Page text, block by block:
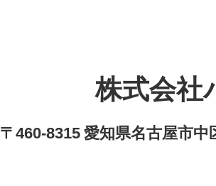
株式会社
〒460-8315 愛知県名古屋市中